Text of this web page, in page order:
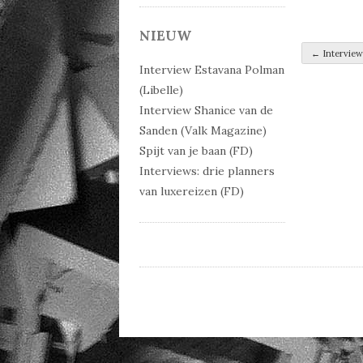
Post
←
NIEUW
Interview Estavana Polman
(Libelle)
Interview Shanice van de
Sanden (Valk Magazine)
Spijt van je baan (FD)
Interviews: drie planners
van luxereizen (FD)